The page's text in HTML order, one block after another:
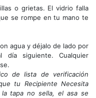
o grietas. El vidrio falla
se rompe en tu mano te
agua y déjalo de lado por
siguiente. Cualquier
de lista de verificación
tu Recipiente Necesita
la tapa no sella, el asa se